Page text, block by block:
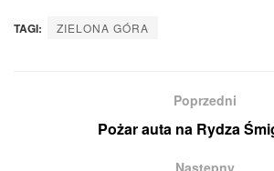
TAGI: ZIELONA GÓRA
Poprzedni
Pożar auta na Rydza